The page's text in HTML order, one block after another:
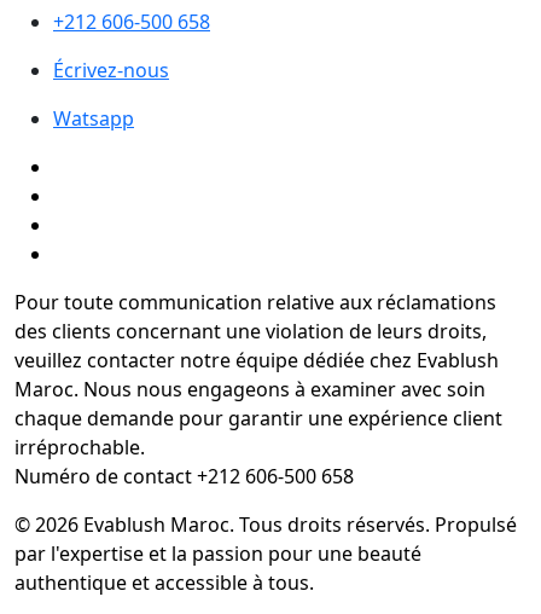
+212 606-500 658
Écrivez-nous
Watsapp
Pour toute communication relative aux réclamations
des clients concernant une violation de leurs droits,
veuillez contacter notre équipe dédiée chez Evablush
Maroc. Nous nous engageons à examiner avec soin
chaque demande pour garantir une expérience client
irréprochable.
Numéro de contact +212 606-500 658
© 2026 Evablush Maroc. Tous droits réservés. Propulsé
par l'expertise et la passion pour une beauté
authentique et accessible à tous.